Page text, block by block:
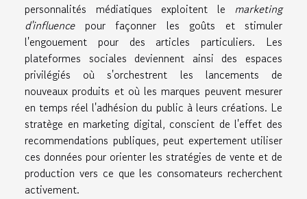
personnalités médiatiques exploitent le marketing
d'influencepour façonner les goûts et stimuler
l'engouement pour des articles particuliers. Les
plateformes sociales deviennent ainsi des espaces
privilégiés où s'orchestrent les lancements de
nouveaux produits et où les marques peuvent mesurer
en temps réel l'adhésion du public à leurs créations. Le
stratège en marketing digital, conscient de l'effet des
recommendations publiques, peut expertement utiliser
ces données pour orienter les stratégies de vente et de
production vers ce que les consomateurs recherchent
activement.